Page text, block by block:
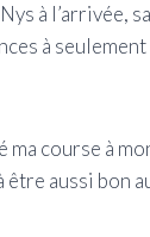
à
à
ma course à
être aussi bon